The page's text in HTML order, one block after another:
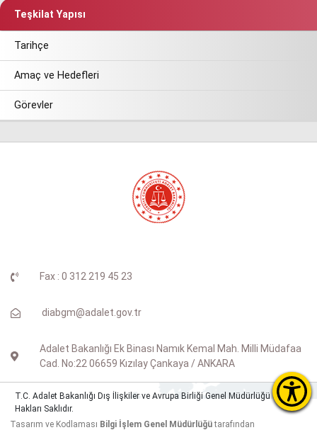
Teşkilat Yapısı
Tarihçe
Amaç ve Hedefleri
Görevler
Fax : 0 312 219 45 23
diabgm@adalet.gov.tr
Adalet Bakanlığı Ek Binası Namık Kemal Mah. Milli Müdafaa
Cad. No:22 06659 Kızılay Çankaya / ANKARA
T.C. Adalet Bakanlığı Dış İlişkiler ve Avrupa Birliği Genel Müdürlüğü © Tüm
Hakları Saklıdır.
Tasarım ve Kodlaması Bilgi İşlem Genel Müdürlüğütarafından